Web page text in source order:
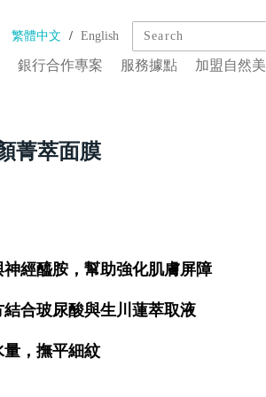
繁體中文 / English
銀行合作專案 服務據點 加盟自然美
菁萃面膜
經醯胺，幫助強化肌膚屏障
合玻尿酸與生川蓮萃取液
，撫平細紋